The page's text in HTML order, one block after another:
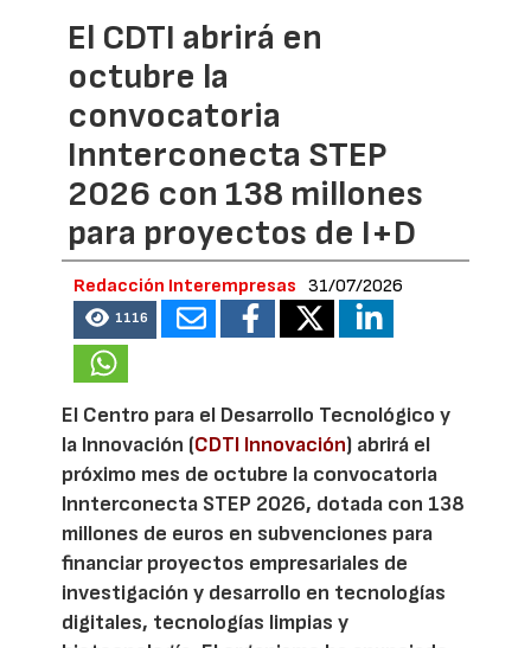
El CDTI abrirá en
octubre la
convocatoria
Innterconecta STEP
2026 con 138 millones
para proyectos de I+D
Redacción Interempresas 31/07/2026
1116
El Centro para el Desarrollo Tecnológico y
la Innovación (CDTI Innovación) abrirá el
próximo mes de octubre la convocatoria
Innterconecta STEP 2026, dotada con 138
millones de euros en subvenciones para
financiar proyectos empresariales de
investigación y desarrollo en tecnologías
digitales, tecnologías limpias y